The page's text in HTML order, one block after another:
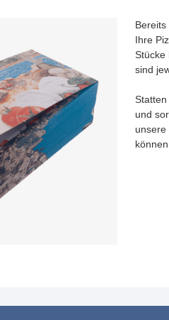
Ihre
Stücke
sind
und
unsere